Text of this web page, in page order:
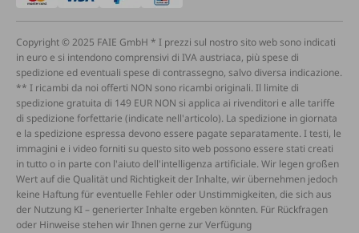
Copyright © 2025 FAIE GmbH * I prezzi sul nostro sito web sono indicati
in euro e si intendono comprensivi di IVA austriaca, più spese di
spedizione ed eventuali spese di contrassegno, salvo diversa indicazione.
** I ricambi da noi offerti NON sono ricambi originali. Il limite di
spedizione gratuita di 149 EUR NON si applica ai rivenditori e alle tariffe
di spedizione forfettarie (indicate nell'articolo). La spedizione in giornata
e la spedizione espressa devono essere pagate separatamente. I testi, le
immagini e i video forniti su questo sito web possono essere stati creati
in tutto o in parte con l'aiuto dell'intelligenza artificiale. Wir legen großen
Wert auf die Qualität und Richtigkeit der Inhalte, wir übernehmen jedoch
keine Haftung für eventuelle Fehler oder Unstimmigkeiten, die sich aus
der Nutzung KI – generierter Inhalte ergeben könnten. Für Rückfragen
oder Hinweise stehen wir Ihnen gerne zur Verfügung